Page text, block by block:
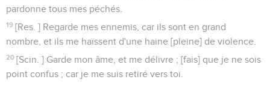
pardonne tous mes péchés.
19 [Res. ] Regarde mes ennemis, car ils sont en grand
nombre, et ils me haïssent d'une haine [pleine] de violence.
20 [Scin. ] Garde mon âme, et me délivre ; [fais] que je ne sois
point confus ; car je me suis retiré vers toi.